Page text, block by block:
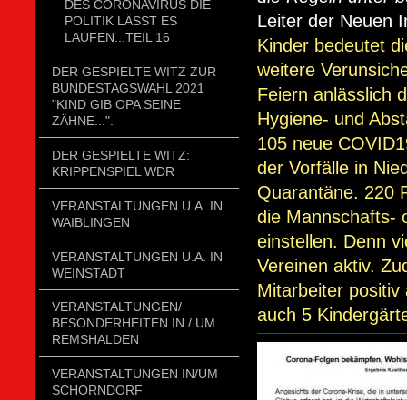
DES CORONAVIRUS DIE
POLITIK LÄSST ES
LAUFEN...TEIL 16
DER GESPIELTE WITZ ZUR
BUNDESTAGSWAHL 2021
"KIND GIB OPA SEINE
ZÄHNE...".
DER GESPIELTE WITZ:
KRIPPENSPIEL WDR
VERANSTALTUNGEN U.A. IN
WAIBLINGEN
VERANSTALTUNGEN U.A. IN
WEINSTADT
VERANSTALTUNGEN/
BESONDERHEITEN IN / UM
REMSHALDEN
VERANSTALTUNGEN IN/UM
SCHORNDORF
Leiter der Neuen
Kinder bedeutet
weitere
Feiern anlässlich
Hygiene- und
105 neue
der Vorfälle in
Quarantäne. 220
die Mannschafts-
einstellen. Denn
Vereinen aktiv.
Mitarbeiter
auch 5